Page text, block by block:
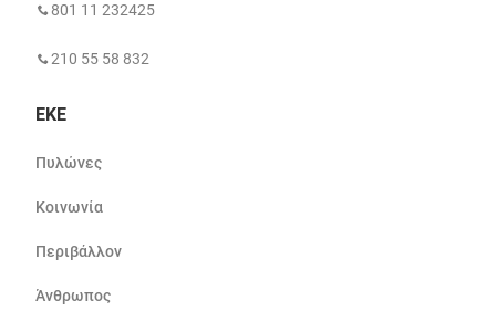
801 11 232425
210 55 58 832
ΕΚΕ
Πυλώνες
Κοινωνία
Περιβάλλον
Άνθρωπος